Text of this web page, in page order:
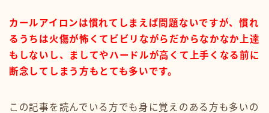
カールアイロンは慣れてしまえば問題ないですが、慣れ
るうちは火傷が怖くてビビリながらだからなかなか上達
もしないし、ましてやハードルが高くて上手くなる前に
断念してしまう方もとても多いです。
この記事を読んでいる方でも身に覚えのある方も多いの